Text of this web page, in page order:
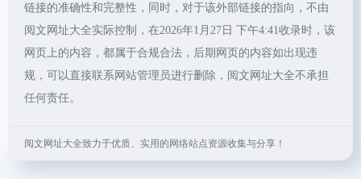
链接的准确性和完整性，同时，对于该外部链接的指向，不由
阅文网址大全实际控制，在2026年1月27日 下午4:41收录时，该
网页上的内容，都属于合规合法，后期网页的内容如出现违
规，可以直接联系网站管理员进行删除，阅文网址大全不承担
任何责任。
阅文网址大全致力于优质、实用的网络站点资源收集与分享！